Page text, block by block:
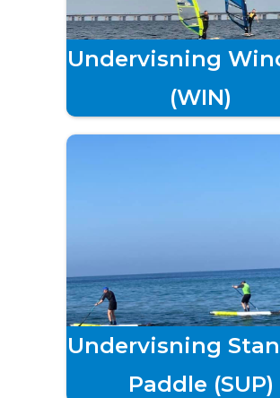
Undervisning
(WIN)
Undervisning
Paddle (SUP)